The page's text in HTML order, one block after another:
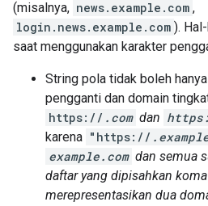
(misalnya, news.example.com ,
login.news.example.com ).
saat menggunakan karakter
String pola tidak boleh
pengganti dan domain
https:// .com dan
karena "https://
example.com dan semua
daftar yang dipisahkan
merepresentasikan dua